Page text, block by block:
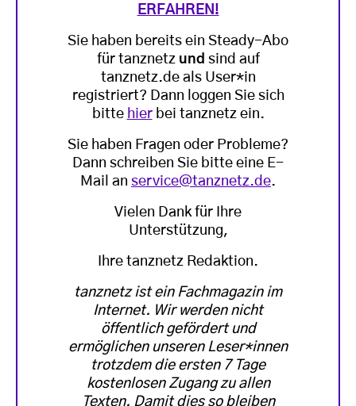
ERFAHREN!
Sie haben bereits ein Steady-Abo
für tanznetz und sind auf
tanznetz.de als User*in
registriert? Dann loggen Sie sich
bitte hierbei tanznetz ein.
Sie haben Fragen oder Probleme?
Dann schreiben Sie bitte eine E-
Mail an service@tanznetz.de.
Vielen Dank für Ihre
Unterstützung,
Ihre tanznetz Redaktion.
tanznetz ist ein Fachmagazin im
Internet. Wir werden nicht
öffentlich gefördert und
ermöglichen unseren Leser*innen
trotzdem die ersten 7 Tage
kostenlosen Zugang zu allen
Texten. Damit dies so bleiben